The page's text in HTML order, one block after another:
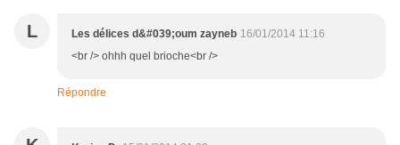
L Les délices d&#039;oum zayneb 16/01/2014 11:16
<br /> ohhh quel brioche<br />
Répondre